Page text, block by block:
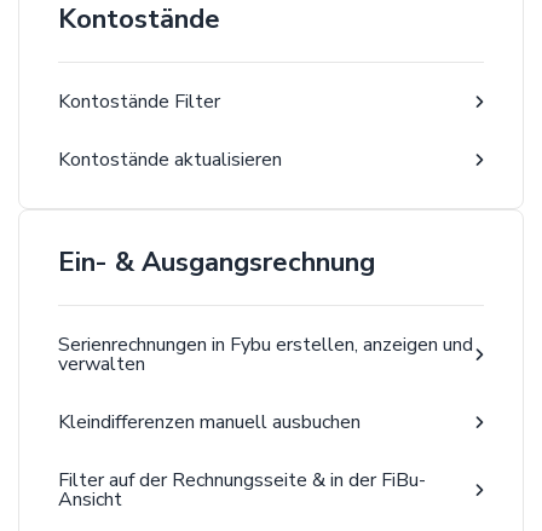
Kontostände
Kontostände Filter
Kontostände aktualisieren
Ein- & Ausgangsrechnung
Serienrechnungen in Fybu erstellen, anzeigen und
verwalten
Kleindifferenzen manuell ausbuchen
Filter auf der Rechnungsseite & in der FiBu-
Ansicht